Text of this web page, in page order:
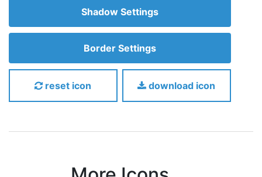
Shadow Settings
Border Settings
reset icon download icon